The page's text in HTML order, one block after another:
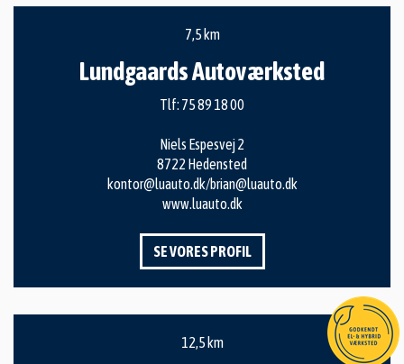
7,5 km
Lundgaards Autoværksted
Tlf: 75 89 18 00
Niels Espesvej 2
8722 Hedensted
kontor@luauto.dk/brian@luauto.dk
www.luauto.dk
SE VORES PROFIL
12,5 km